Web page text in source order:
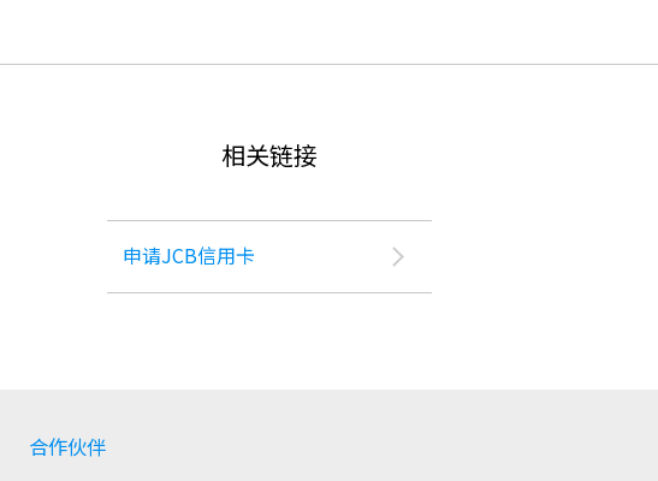
相关链接
申请JCB信用卡
合作伙伴